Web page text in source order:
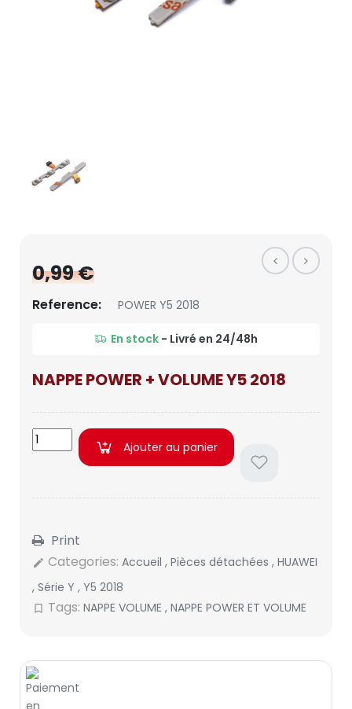
0,99 €
Reference: POWER Y5 2018
En stock - Livré en 24/48h
NAPPE POWER + VOLUME Y5 2018
Ajouter au panier
Print
edit Categories: Accueil , Pièces détachées , HUAWEI
, Série Y , Y5 2018
bookmark_border Tags: NAPPE VOLUME , NAPPE POWER ET VOLUME